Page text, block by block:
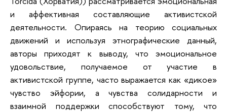
и аффективная составляющие активистской
деятельности. Опираясь на теорию социальных
движений и используя этнографические данный,
авторы приходят к выводу, что эмоциональное
удовольствие, получаемое от участие в
активистской группе, часто выражается как «дикое»
чувство эйфории, а чувства солидарности и
взаимной поддержки способствуют тому, что